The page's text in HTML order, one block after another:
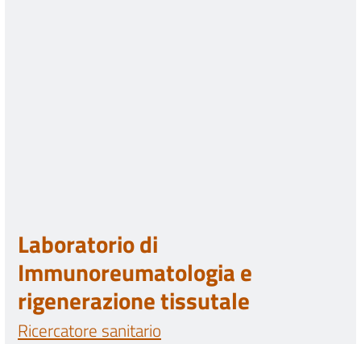
Laboratorio di
Immunoreumatologia e
rigenerazione tissutale
Ricercatore sanitario